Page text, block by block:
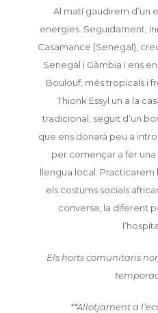
Al matí gaudirem d’un
energies. Seguidament,
Casamance (Senegal),
Senegal i Gàmbia i ens
Boulouf, més tropicals i
Thionk Essyl un a la
tradicional, seguit d’un
que ens donarà peu a
per començar a fer
llengua local.
els costums socials
conversa, la diferent
Els horts comunitaris
**Allotjament a